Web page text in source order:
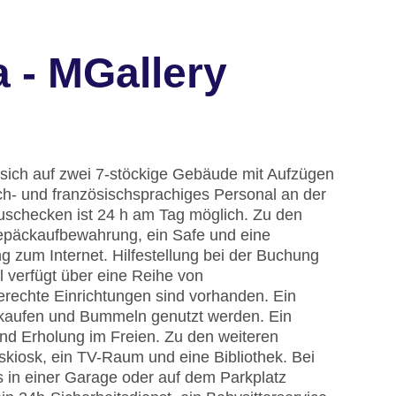
- MGallery
auf zwei 7-stöckige Gebäude mit Aufzügen
und französischsprachiges Personal an der
ist 24 h am Tag möglich. Zu den
ein Safe und eine
zum Internet. Hilfestellung bei der Buchung
verfügt über eine Reihe von
Einrichtungen sind vorhanden. Ein
und Bummeln genutzt werden. Ein
Erholung im Freien. Zu den weiteren
ein TV-Raum und eine Bibliothek. Bei
einer Garage oder auf dem Parkplatz